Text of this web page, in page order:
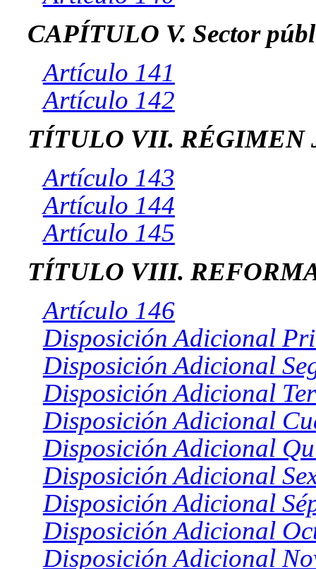
CAPÍTULO V. Sector
Artículo 141
Artículo 142
TÍTULO VII. RÉGIMEN
Artículo 143
Artículo 144
Artículo 145
TÍTULO VIII.
Artículo 146
Disposición Adicional
Disposición Adicional
Disposición Adicional
Disposición Adicional
Disposición Adicional
Disposición Adicional
Disposición Adicional
Disposición Adicional
Disposición Adicional